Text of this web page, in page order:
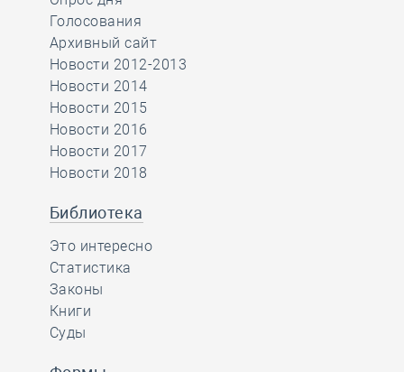
Голосования
Архивный сайт
Новости 2012-2013
Новости 2014
Новости 2015
Новости 2016
Новости 2017
Новости 2018
Библиотека
Это интересно
Статистика
Законы
Книги
Суды